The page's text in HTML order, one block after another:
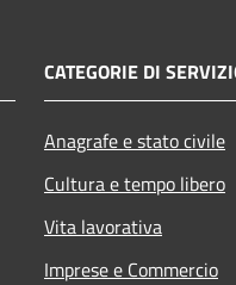
CATEGORIE DI
Anagrafe e stato civile
Cultura e tempo libero
Vita lavorativa
Imprese e Commercio